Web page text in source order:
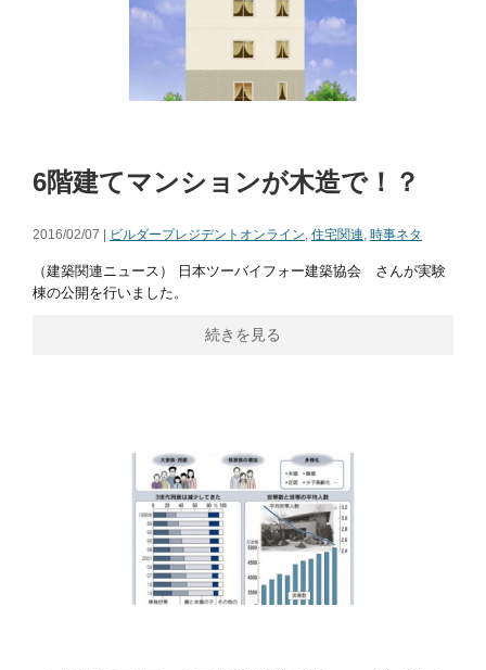
6階建てマンションが木造で！？
2016/02/07 | ビルダープレジデントオンライン, 住宅関連, 時事ネタ
（建築関連ニュース） 日本ツーバイフォー建築協会 さんが実験
棟の公開を行いました。
続きを見る